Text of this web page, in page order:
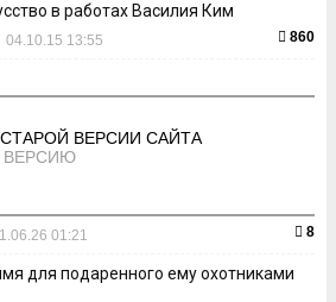
в работах Василия Ким
04.10.15 13:55 860
ВЕРСИИ САЙТА
01:21 8
для подаренного ему охотниками